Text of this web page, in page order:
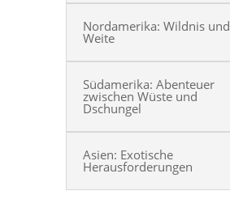
Nordamerika: Wildnis und
Weite
Südamerika: Abenteuer
zwischen Wüste und
Dschungel
Asien: Exotische
Herausforderungen